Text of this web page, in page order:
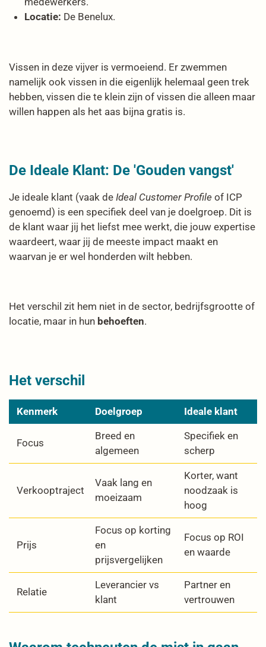
Locatie: De Benelux.
Vissen in deze vijver is vermoeiend. Er zwemmen
namelijk ook vissen in die eigenlijk helemaal geen trek
hebben, vissen die te klein zijn of vissen die alleen maar
willen happen als het aas bijna gratis is.
De Ideale Klant: De 'Gouden vangst'
Je ideale klant (vaak de Ideal Customer Profile of ICP
genoemd) is een specifiek deel van je doelgroep. Dit is
de klant waar jij het liefst mee werkt, die jouw expertise
waardeert, waar jij de meeste impact maakt en
waarvan je er wel honderden wilt hebben.
Het verschil zit hem niet in de sector, bedrijfsgrootte of
locatie, maar in hun behoeften.
Het verschil
Kenmerk Doelgroep Ideale klant
Focus
Breed en
algemeen
Specifiek en
scherp
Verkooptraject
Vaak lang en
moeizaam
Korter, want
noodzaak is
hoog
Prijs
Focus op korting
en
prijsvergelijken
Focus op ROI
en waarde
Relatie
Leverancier vs
klant
Partner en
vertrouwen